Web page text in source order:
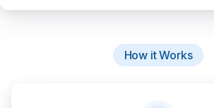
How it Works